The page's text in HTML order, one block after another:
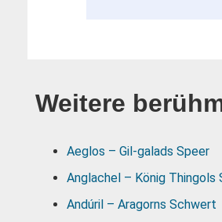
Weitere
Aeglos – Gil-galads Speer
Anglachel – König Thingols
Andúril – Aragorns Schwert